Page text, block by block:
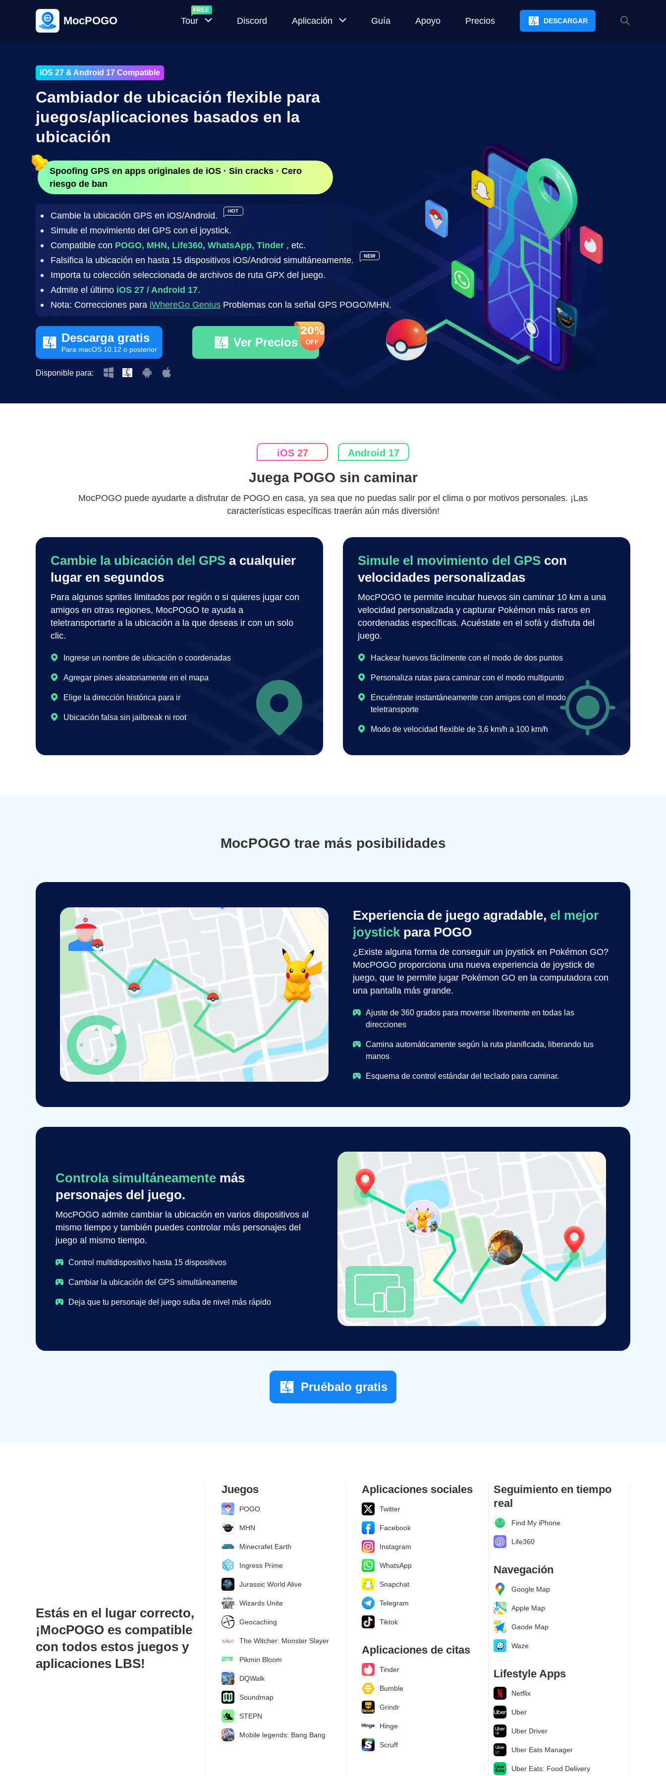
MocPOGO Tour
Calculadora
de IV de
Discord Aplicación
Cambia la
oficiales
MocPOGO
for
de
Guía Apoyo Precios DESCARGAR
iOS 27 & Android 17 Compatible
Cambiador de ubicación flexible para
juegos/aplicaciones basados en la
ubicación
Spoofing GPS en apps originales de iOS · Sin cracks · Cero
riesgo de ban
Cambie la ubicación GPS en iOS/Android.
Simule el movimiento del GPS con el joystick.
Compatible con POGO, MHN, Life360, WhatsApp, Tinder , etc.
Falsifica la ubicación en hasta 15 dispositivos iOS/Android simultáneamente.
Importa tu colección seleccionada de archivos de ruta GPX del juego.
Admite el último iOS 27 / Android 17.
Nota: Correcciones para iWhereGo Genius Problemas con la señal GPS POGO/MHN.
Descarga gratis
Para macOS 10.12 o posterior
Ver Precios
Disponible para:
iOS 27 Android 17
Juega POGO sin caminar
MocPOGO puede ayudarte a disfrutar de POGO en casa, ya sea que no puedas salir por el clima o por motivos personales. ¡Las
características específicas traerán aún más diversión!
Cambie la ubicación del GPS a cualquier
lugar en segundos
Para algunos sprites limitados por región o si quieres jugar con
amigos en otras regiones, MocPOGO te ayuda a
teletransportarte a la ubicación a la que deseas ir con un solo
clic.
Ingrese un nombre de ubicación o coordenadas
Agregar pines aleatoriamente en el mapa
Elige la dirección histórica para ir
Ubicación falsa sin jailbreak ni root
Simule el movimiento del GPS con
velocidades personalizadas
MocPOGO te permite incubar huevos sin caminar 10 km a una
velocidad personalizada y capturar Pokémon más raros en
coordenadas específicas. Acuéstate en el sofá y disfruta del
juego.
Hackear huevos fácilmente con el modo de dos puntos
Personaliza rutas para caminar con el modo multipunto
Encuéntrate instantáneamente con amigos con el modo
teletransporte
Modo de velocidad flexible de 3,6 km/h a 100 km/h
MocPOGO trae más posibilidades
Experiencia de juego agradable, el mejor
joystickpara POGO
¿Existe alguna forma de conseguir un joystick en Pokémon GO?
MocPOGO proporciona una nueva experiencia de joystick de
juego, que te permite jugar Pokémon GO en la computadora con
una pantalla más grande.
Ajuste de 360 grados para moverse libremente en todas las
direcciones
Camina automáticamente según la ruta planificada, liberando tus
manos
Esquema de control estándar del teclado para caminar.
Controla simultáneamente más
personajes del juego.
MocPOGO admite cambiar la ubicación en varios dispositivos al
mismo tiempo y también puedes controlar más personajes del
juego al mismo tiempo.
Control multidispositivo hasta 15 dispositivos
Cambiar la ubicación del GPS simultáneamente
Deja que tu personaje del juego suba de nivel más rápido
Pruébalo gratis
Estás en el lugar correcto,
¡MocPOGO es compatible
con todos estos juegos y
aplicaciones LBS!
Juegos
POGO
MHN
Minecrafet Earth
Ingress Prime
Jurassic World Alive
Wizards Unite
Geocaching
The Witcher: Monster Slayer
Pikmin Bloom
DQWalk
Soundmap
STEPN
Mobile legends: Bang Bang
Aplicaciones sociales
Twitter
Facebook
Instagram
WhatsApp
Snapchat
Telegram
Tiktok
Aplicaciones de citas
Tinder
Bumble
Grindr
Hinge
Scruff
Seguimiento en tiempo
real
Find My iPhone
Life360
Navegación
Google Map
Apple Map
Gaode Map
Waze
Lifestyle Apps
Netflix
Uber
Uber Driver
Uber Eats Manager
Uber Eats: Food Delivery